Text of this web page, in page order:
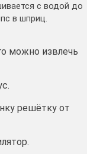
с водой до
в шприц.
можно извлечь
решётку от